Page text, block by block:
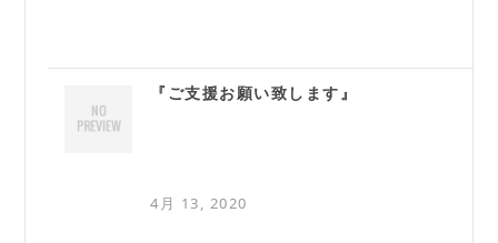
『ご支援お願い致します』
4月 13, 2020